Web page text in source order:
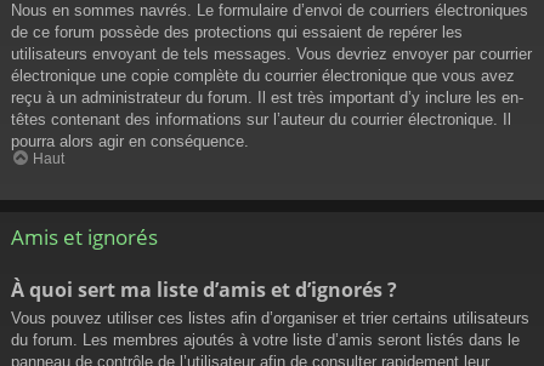
Nous en sommes navrés. Le formulaire d’envoi de courriers électroniques
de ce forum possède des protections qui essaient de repérer les
utilisateurs envoyant de tels messages. Vous devriez envoyer par courrier
électronique une copie complète du courrier électronique que vous avez
reçu à un administrateur du forum. Il est très important d’y inclure les en-
têtes contenant des informations sur l’auteur du courrier électronique. Il
pourra alors agir en conséquence.
Haut
Amis et ignorés
À quoi sert ma liste d’amis et d’ignorés ?
Vous pouvez utiliser ces listes afin d’organiser et trier certains utilisateurs
du forum. Les membres ajoutés à votre liste d’amis seront listés dans le
panneau de contrôle de l’utilisateur afin de consulter rapidement leur